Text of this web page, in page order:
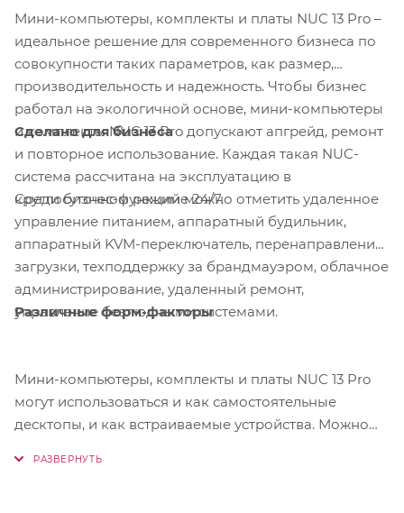
Мини-компьютеры, комплекты и платы NUC 13 Pro –
идеальное решение для современного бизнеса по
совокупности таких параметров, как размер,
производительность и надежность. Чтобы бизнес
работал на экологичной основе, мини-компьютеры
и комплекты NUC 13 Pro допускают апгрейд, ремонт
и повторное использование. Каждая такая NUC-
система рассчитана на эксплуатацию в
круглосуточном режиме 24/7.
Сделано для бизнеса
Среди бизнес-функций можно отметить удаленное
управление питанием, аппаратный будильник,
аппаратный KVM-переключатель, перенаправление
загрузки, техподдержку за брандмауэром, облачное
администрирование, удаленный ремонт,
управление безлюдными системами.
Различные форм-факторы
Мини-компьютеры, комплекты и платы NUC 13 Pro
могут использоваться и как самостоятельные
десктопы, и как встраиваемые устройства. Можно